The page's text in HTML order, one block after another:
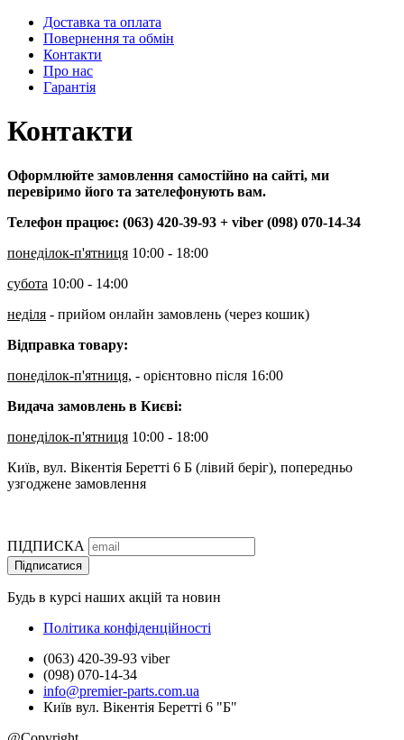
Доставка та оплата
Повернення та обмін
Контакти
Про нас
Гарантія
Контакти
Оформлюйте замовлення самостійно на сайті, ми
перевіримо його та зателефонують вам.
Телефон працює: (063) 420-39-93 + viber (098) 070-14-34
понеділок-п'ятниця 10:00 - 18:00
субота 10:00 - 14:00
неділя - прийом онлайн замовлень (через кошик)
Відправка товару:
понеділок-п'ятниця, - орієнтовно після 16:00
Видача замовлень в Києві:
понеділок-п'ятниця 10:00 - 18:00
Київ, вул. Вікентія Беретті 6 Б (лівий беріг), попередньо
узгоджене замовлення
ПІДПИСКА
Підписатися
Будь в курсі наших акцій та новин
Політика конфіденційності
(063) 420-39-93 viber
(098) 070-14-34
info@premier-parts.com.ua
Київ вул. Вікентія Беретті 6 "Б"